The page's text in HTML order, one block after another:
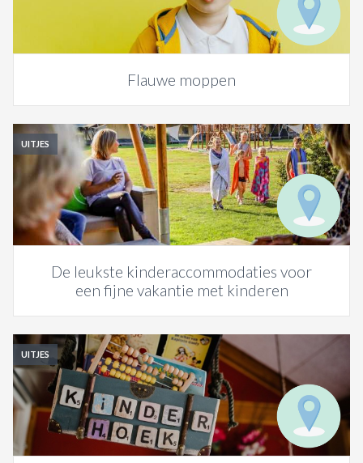
Flauwe moppen
UITJES
De leukste kinderaccommodaties voor
een fijne vakantie met kinderen
UITJES